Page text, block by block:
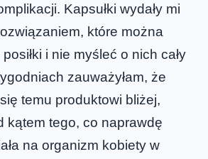
Kapsułki wydały mi
które można
i nie myśleć o nich cały
zauważyłam, że
temu produktowi bliżej,
kątem tego, co naprawdę
na organizm kobiety w